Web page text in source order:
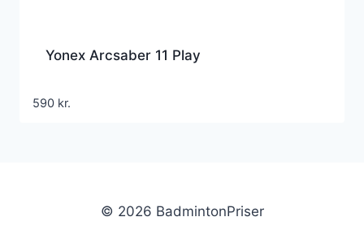
Yonex Arcsaber 11 Play
590 kr.
© 2026 BadmintonPriser